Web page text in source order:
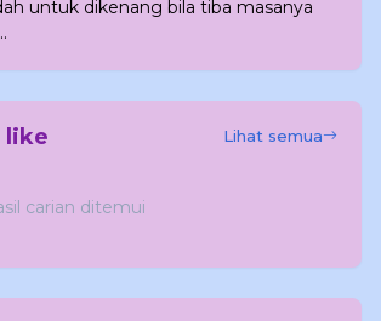
untuk dikenang bila tiba masanya
like Lihat semua
carian ditemui